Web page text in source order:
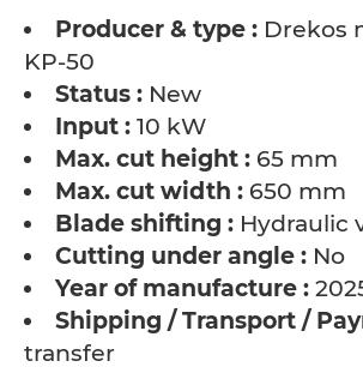
Producer & type : Drekos
KP-50
Status : New
Input : 10 kW
Max. cut height : 65 mm
Max. cut width : 650 mm
Blade shifting : Hydraulic
Cutting under angle : No
Year of manufacture :
Shipping / Transport /
transfer